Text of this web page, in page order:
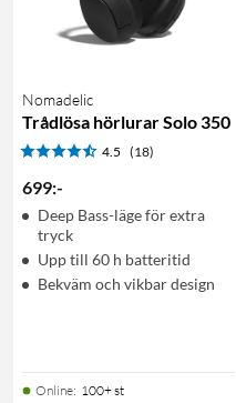
Nomadelic
Trådlösa hörlurar Solo 350
4.5 (18)
699:-
Deep Bass-läge för extra
tryck
Upp till 60 h batteritid
Bekväm och vikbar design
Online: 100+ st